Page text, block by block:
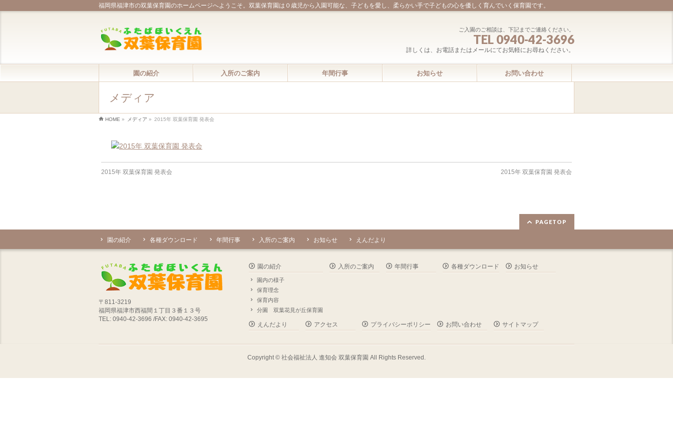
福岡県福津市の双葉保育園のホームページへようこそ。双葉保育園は０歳児から入園可能な、子どもを愛し、柔らかい手で子どもの心を優しく育んでいく保育園です。
ご入園のご相談は、下記までご連絡ください。
TEL 0940-42-3696
詳しくは、お電話またはメールにてお気軽にお尋ねください。
園の紹介 入所のご案内 年間行事 お知らせ お問い合わせ
メディア
HOME » メディア » 2015年 双葉保育園 発表会
2015年 双葉保育園 発表会 2015年 双葉保育園 発表会
PAGETOP
園の紹介 各種ダウンロード 年間行事 入所のご案内 お知らせ えんだより
〒811-3219
福岡県福津市西福間１丁目３番１３号
TEL: 0940-42-3696 /FAX: 0940-42-3695
園の紹介
園内の様子
保育理念
保育内容
分園 双葉花見が丘保育園
入所のご案内 年間行事 各種ダウンロード お知らせ
えんだより アクセス プライバシーポリシー お問い合わせ サイトマップ
Copyright © 社会福祉法人 進知会 双葉保育園 All Rights Reserved.